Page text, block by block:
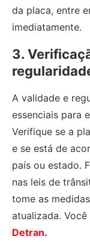
da placa, entre
imediatamente.
3.
A validade e
essenciais para
Verifique se a
e se está de
país ou estado.
nas leis de
tome as
atualizada.
Detran.